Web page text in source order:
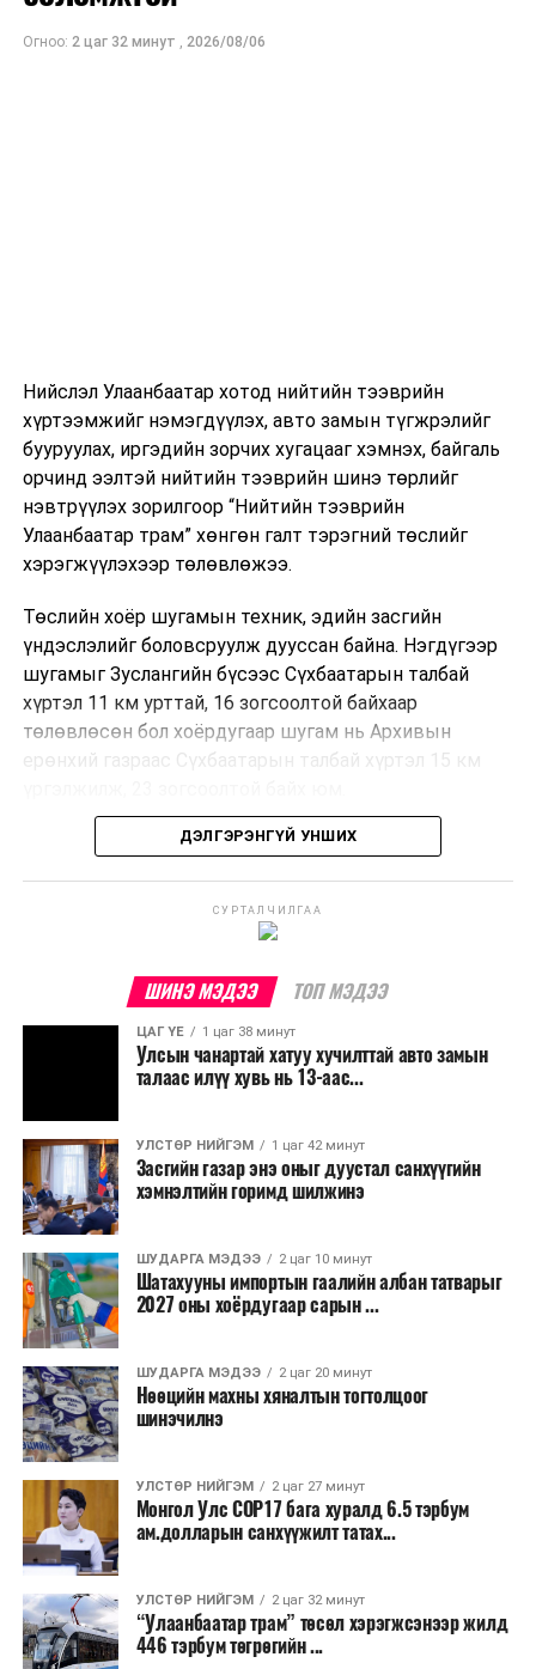
Огноо: 2 цаг 32 минут , 2026/08/06
Нийслэл Улаанбаатар хотод нийтийн тээврийн
хүртээмжийг нэмэгдүүлэх, авто замын түгжрэлийг
бууруулах, иргэдийн зорчих хугацааг хэмнэх, байгаль
орчинд ээлтэй нийтийн тээврийн шинэ төрлийг
нэвтрүүлэх зорилгоор “Нийтийн тээврийн
Улаанбаатар трам” хөнгөн галт тэрэгний төслийг
хэрэгжүүлэхээр төлөвлөжээ.
Төслийн хоёр шугамын техник, эдийн засгийн
үндэслэлийг боловсруулж дууссан байна. Нэгдүгээр
шугамыг Зуслангийн бүсээс Сүхбаатарын талбай
хүртэл 11 км урттай, 16 зогсоолтой байхаар
төлөвлөсөн бол хоёрдугаар шугам нь Архивын
ерөнхий газраас Сүхбаатарын талбай хүртэл 15 км
Төслийг бүрэн хэрэгжүүлснээр цагт 10-12 мянган
Трамвайн системийг хөгжүүлснээр нийтийн тээвэрт
суурилсан хот төлөвлөлтийг дэмжиж, шугам болон
зогсоолуудыг түшиглэсэн худалдаа, үйлчилгээ, орон
сууцны шинэ бүсүүд бий болох боломжтой. Үүний
зэрэгцээ ажлын байр нэмэгдэх, жижиг, дунд
бизнесийн үйл ажиллагаа өргөжих, үл хөдлөх
хөрөнгийн үнэ цэнэ өсөх зэрэг эдийн засгийн эерэг
үр нөлөө үзүүлнэ гэж тооцсон байна.
Трамвай нь цахилгаан эрчим хүчээр ажилладаг тул
ашиглалтын явцад агаар бохирдуулагч бодис шууд
ялгаруулахгүй. Иргэд хувийн автомашинаас их
багтаамжийн нийтийн тээвэрт шилжсэнээр замын
хөдөлгөөний ачаалал, нүүрстөрөгчийн давхар исэл
болон бусад хүлэмжийн хийн ялгарлыг бууруулах ач
холбогдолтой.
Түгжрэлээс үүдэлтэй эдийн засгийн алдагдлыг
тооцоход нэг автомашин өдөрт дунджаар 2.5 цаг
түгжрэлд саатахдаа 3.45 литр шатахууныг үр ашиггүй
зарцуулдаг байна. Ингэснээр нэг жолооч өдөрт
8,238.6 төгрөг, жилд 1.7 сая гаруй төгрөгийн
шатахууны зардлыг зөвхөн түгжрэлд алддаг аж.
“Улаанбаатар трам” төсөл хэрэгжиж, авто замын
ДЭЛГЭРЭНГҮЙ УНШИХ
СУРТАЛЧИЛГАА
ШИНЭ МЭДЭЭ ТОП МЭДЭЭ
ЦАГ ҮЕ 1 цаг 38 минут
Улсын чанартай хатуу хучилттай авто замын
талаас илүү хувь нь 13-аас...
УЛСТӨР НИЙГЭМ 1 цаг 42 минут
Засгийн газар энэ оныг дуустал санхүүгийн
хэмнэлтийн горимд шилжинэ
ШУДАРГА МЭДЭЭ 2 цаг 10 минут
Шатахууны импортын гаалийн албан татварыг
2027 оны хоёрдугаар сарын ...
ШУДАРГА МЭДЭЭ 2 цаг 20 минут
Нөөцийн махны хяналтын тогтолцоог
шинэчилнэ
УЛСТӨР НИЙГЭМ 2 цаг 27 минут
Монгол Улс COP17 бага хуралд 6.5 тэрбум
ам.долларын санхүүжилт татах...
УЛСТӨР НИЙГЭМ 2 цаг 32 минут
“Улаанбаатар трам” төсөл хэрэгжсэнээр жилд
446 тэрбум төгрөгийн ...